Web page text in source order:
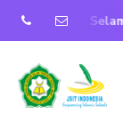
Datang di